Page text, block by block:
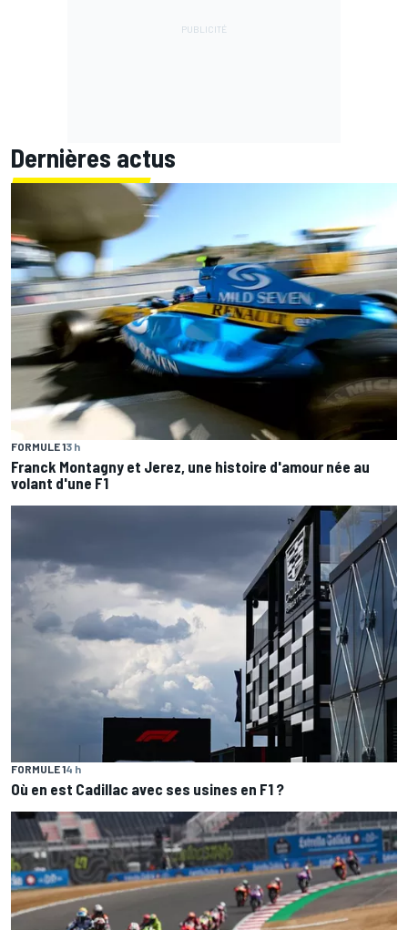
Dernières actus
FORMULE 13 h
Franck Montagny et Jerez, une histoire d'amour née au
volant d'une F1
FORMULE 14 h
Où en est Cadillac avec ses usines en F1 ?